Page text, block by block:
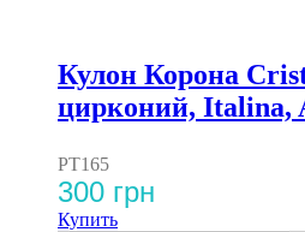
Кулон Корона
цирконий, Italina,
PT165
300 грн
Купить